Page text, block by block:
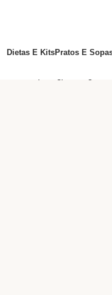
Dietas E KitsPratos E